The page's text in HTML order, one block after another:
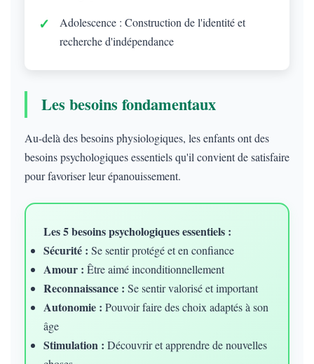
Adolescence : Construction de l'identité et
recherche d'indépendance
Les besoins fondamentaux
Au-delà des besoins physiologiques, les enfants ont des
besoins psychologiques essentiels qu'il convient de satisfaire
pour favoriser leur épanouissement.
Les 5 besoins psychologiques essentiels :
Sécurité : Se sentir protégé et en confiance
Amour : Être aimé inconditionnellement
Reconnaissance : Se sentir valorisé et important
Autonomie : Pouvoir faire des choix adaptés à son
âge
Stimulation : Découvrir et apprendre de nouvelles